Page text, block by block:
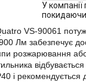
У
покидаючи
VS-90061
Лм забезпечує
розжарювання або
і